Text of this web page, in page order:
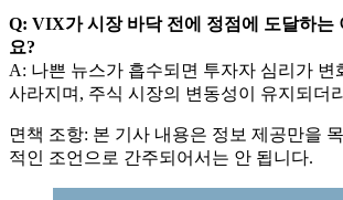
Q: VIX가 시장 바닥 전에 정점에 도달하는
요?
A: 나쁜 뉴스가 흡수되면 투자자 심리가 변
사라지며, 주식 시장의 변동성이 유지되더
면책 조항: 본 기사 내용은 정보 제공만을
적인 조언으로 간주되어서는 안 됩니다.